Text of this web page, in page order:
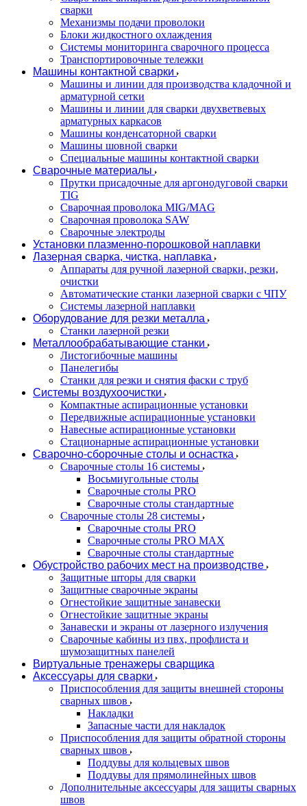
сварки
Механизмы подачи проволоки
Блоки жидкостного охлаждения
Системы мониторинга сварочного процесса
Транспортировочные тележки
Машины контактной сварки
Машины и линии для производства кладочной и
арматурной сетки
Машины и линии для сварки двухветвевых
арматурных каркасов
Машины конденсаторной сварки
Машины шовной сварки
Специальные машины контактной сварки
Сварочные материалы
Прутки присадочные для аргонодуговой сварки
TIG
Сварочная проволока MIG/MAG
Сварочная проволока SAW
Сварочные электроды
Установки плазменно-порошковой наплавки
Лазерная сварка, чистка, наплавка
Аппараты для ручной лазерной сварки, резки,
очистки
Автоматические станки лазерной сварки с ЧПУ
Системы лазерной наплавки
Оборудование для резки металла
Станки лазерной резки
Металлообрабатывающие станки
Листогибочные машины
Панелегибы
Станки для резки и снятия фаски с труб
Системы воздухоочистки
Компактные аспирационные установки
Передвижные аспирационные установки
Навесные аспирационные установки
Стационарные аспирационные установки
Сварочно-сборочные столы и оснастка
Сварочные столы 16 системы
Восьмиугольные столы
Сварочные столы PRO
Сварочные столы стандартные
Сварочные столы 28 системы
Сварочные столы PRO
Сварочные столы PRO MAX
Сварочные столы стандартные
Обустройство рабочих мест на производстве
Защитные шторы для сварки
Защитные сварочные экраны
Огнестойкие защитные занавески
Огнестойкие защитные экраны
Занавески и экраны от лазерного излучения
Сварочные кабины из пвх, профлиста и
шумозащитных панелей
Виртуальные тренажеры сварщика
Аксессуары для сварки
Приспособления для защиты внешней стороны
сварных швов
Накладки
Запасные части для накладок
Приспособления для защиты обратной стороны
сварных швов
Поддувы для кольцевых швов
Поддувы для прямолинейных швов
Дополнительные аксессуары для защиты сварных
швов